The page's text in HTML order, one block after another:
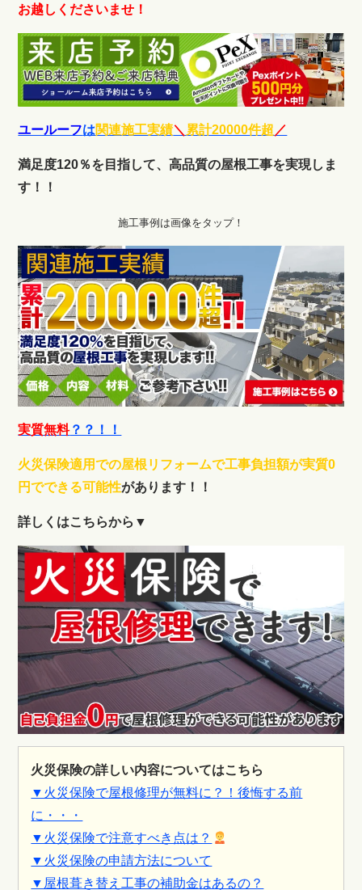
お越しくださいませ！
ユールーフは関連施工実績＼ 累計20000件超 ／
満足度120％を目指して、高品質の屋根工事を実現しま
す！！
施工事例は画像をタップ！
実質無料？？！！
火災保険適用での屋根リフォームで工事負担額が実質0
円でできる可能性があります！！
詳しくはこちらから▼
火災保険の詳しい内容についてはこちら
▼火災保険で屋根修理が無料に？！後悔する前
に・・・
▼火災保険で注意すべき点は？
▼火災保険の申請方法について
▼屋根葺き替え工事の補助金はあるの？